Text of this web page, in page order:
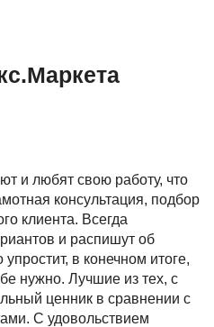
и любят свою работу, что
консультация, подбор
клиента. Всегда
и распишут об
в конечном итоге,
нужно. Лучшие из тех, с
ценник в сравнении с
С удовольствием